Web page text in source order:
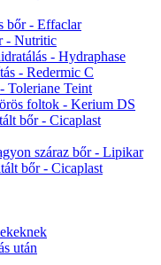
bőr - Effaclar
- Nutritic
- Hydraphase
- Redermic C
Toleriane Teint
foltok - Kerium DS
bőr - Cicaplast
száraz bőr - Lipikar
bőr - Cicaplast
után